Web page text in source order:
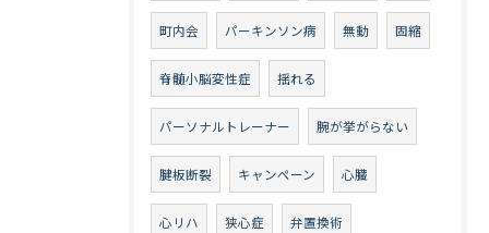
町内会 パーキンソン病 無動 固縮
脊髄小脳変性症 揺れる
パーソナルトレーナー 腕が挙がらない
腱板断裂 キャンペーン 心臓
心リハ 狭心症 弁置換術